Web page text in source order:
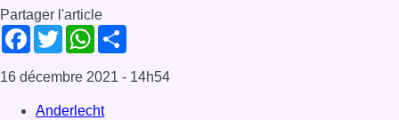
Partager l'article
Facebook
TwitterWhatsApp
16 décembre 2021 - 14h54
Anderlecht